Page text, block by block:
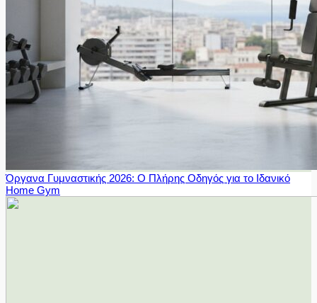
Όργανα Γυμναστικής 2026: Ο Πλήρης Οδηγός για το Ιδανικό
Home Gym